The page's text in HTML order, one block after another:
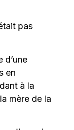
pas
d’une
en
à la
mère de la